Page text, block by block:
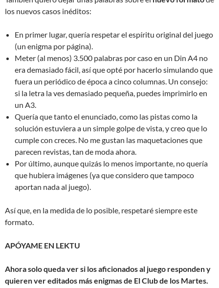
los nuevos casos inéditos:
En primer lugar, quería respetar el espíritu original del juego
(un enigma por página).
Meter (al menos) 3.500 palabras por caso en un Din A4 no
era demasiado fácil, así que opté por hacerlo simulando que
fuera un periódico de época a cinco columnas. Un consejo:
si la letra la ves demasiado pequeña, puedes imprimirlo en
un A3.
Quería que tanto el enunciado, como las pistas como la
solución estuviera a un simple golpe de vista, y creo que lo
cumple con creces. No me gustan las maquetaciones que
parecen revistas, tan de moda ahora.
Por último, aunque quizás lo menos importante, no quería
que hubiera imágenes (ya que considero que tampoco
aportan nada al juego).
Así que, en la medida de lo posible, respetaré siempre este
formato.
APÓYAME EN LEKTU
Ahora solo queda ver si los aficionados al juego responden y
quieren ver editados más enigmas de El Club de los Martes.